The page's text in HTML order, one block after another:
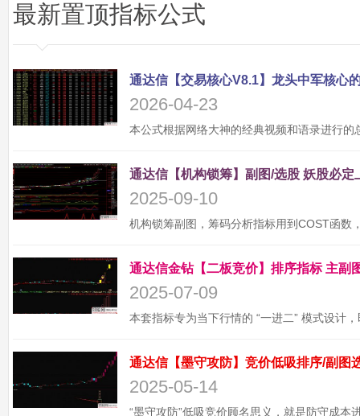
最新置顶指标公式
2026-04-23
2025-09-10
2025-07-09
2025-05-14